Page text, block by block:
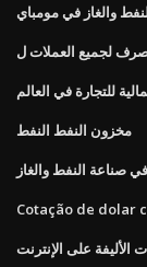
والغاز في مومباي
للتجارة في العالم
مخزون النفط النفط
صناعة النفط والغاز
Cotação de dolar
الأليفة على الإنترنت